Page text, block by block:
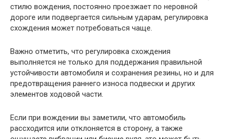
стилю вождения, постоянно проезжает по неровной
дороге или подвергается сильным ударам, регулировка
схождения может потребоваться чаще.
Важно отметить, что регулировка схождения
выполняется не только для поддержания правильной
устойчивости автомобиля и сохранения резины, но и для
предотвращения раннего износа подвески и других
элементов ходовой части.
Если при вождении вы заметили, что автомобиль
рассходится или отклоняется в сторону, а также